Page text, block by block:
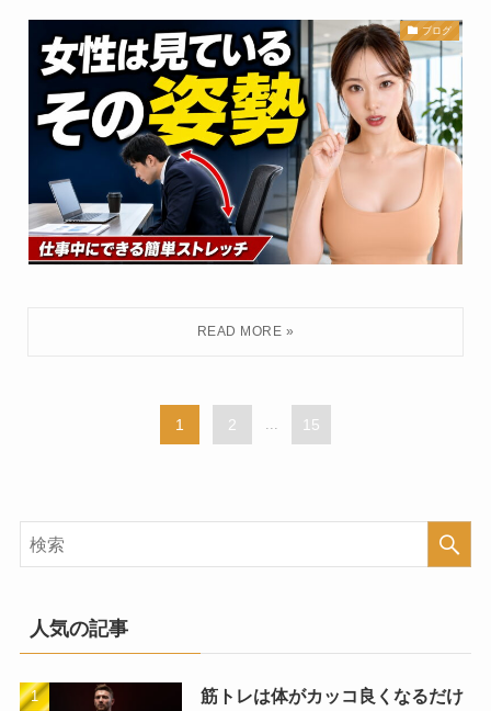
ブログ
1 2 15
人気の記事
筋トレは体がカッコ良くなるだけ